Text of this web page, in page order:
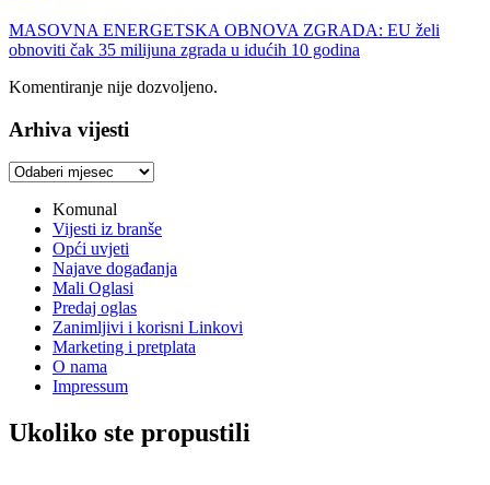
MASOVNA ENERGETSKA OBNOVA ZGRADA: EU želi
obnoviti čak 35 milijuna zgrada u idućih 10 godina
Komentiranje nije dozvoljeno.
Arhiva vijesti
Arhiva
Komunal
Vijesti iz branše
Opći uvjeti
Najave događanja
Mali Oglasi
Predaj oglas
Zanimljivi i korisni Linkovi
Marketing i pretplata
O nama
Impressum
Ukoliko ste propustili